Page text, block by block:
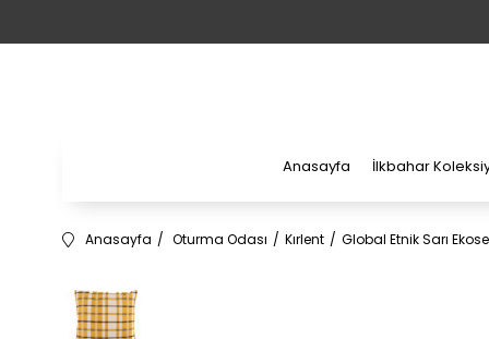
Anasayfa İlkbahar
Anasayfa Oturma Odası Kırlent Global Etnik Sarı